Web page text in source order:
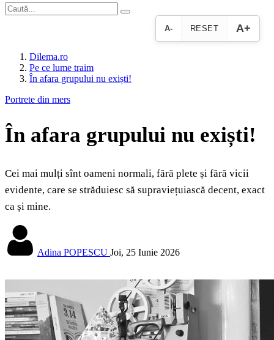
A- RESET A+
Dilema.ro
Pe ce lume traim
În afara grupului nu exiști!
Portrete din mers
În afara grupului nu exiști!
Cei mai mulți sînt oameni normali, fără plete și fără vicii
evidente, care se străduiesc să supraviețuiască decent, exact
ca și mine.
Adina POPESCU Joi, 25 Iunie 2026